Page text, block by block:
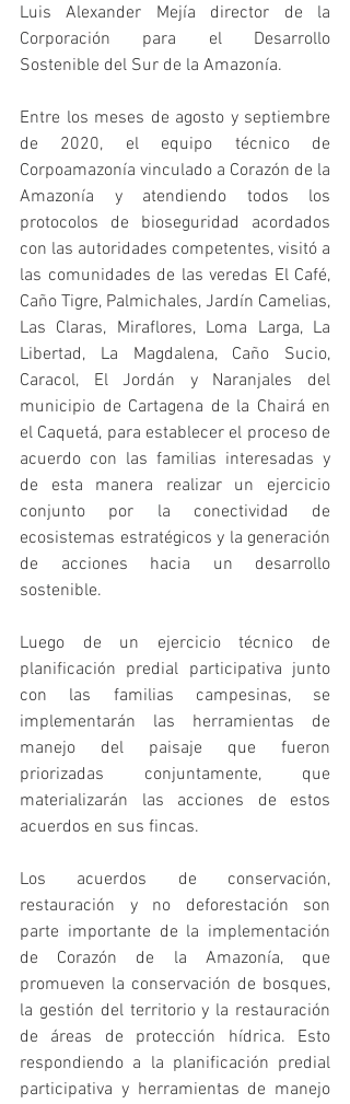
Luis Alexander Mejía director de la
Corporación para el Desarrollo
Sostenible del Sur de la Amazonía.
Entre los meses de agosto y septiembre
de 2020, el equipo técnico de
Corpoamazonía vinculado a Corazón de la
Amazonía y atendiendo todos los
protocolos de bioseguridad acordados
con las autoridades competentes, visitó a
las comunidades de las veredas El Café,
Caño Tigre, Palmichales, Jardín Camelias,
Las Claras, Miraflores, Loma Larga, La
Libertad, La Magdalena, Caño Sucio,
Caracol, El Jordán y Naranjales del
municipio de Cartagena de la Chairá en
el Caquetá, para establecer el proceso de
acuerdo con las familias interesadas y
de esta manera realizar un ejercicio
conjunto por la conectividad de
ecosistemas estratégicos y la generación
de acciones hacia un desarrollo
sostenible.
Luego de un ejercicio técnico de
planificación predial participativa junto
con las familias campesinas, se
implementarán las herramientas de
manejo del paisaje que fueron
priorizadas conjuntamente, que
materializarán las acciones de estos
acuerdos en sus fincas.
Los acuerdos de conservación,
restauración y no deforestación son
parte importante de la implementación
de Corazón de la Amazonía, que
promueven la conservación de bosques,
la gestión del territorio y la restauración
de áreas de protección hídrica. Esto
respondiendo a la planificación predial
participativa y herramientas de manejo